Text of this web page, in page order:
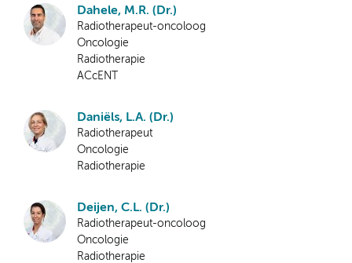
Dahele, M.R. (Dr.)
Radiotherapeut-oncoloog
Oncologie
Radiotherapie
ACcENT
Daniëls, L.A. (Dr.)
Radiotherapeut
Oncologie
Radiotherapie
Deijen, C.L. (Dr.)
Radiotherapeut-oncoloog
Oncologie
Radiotherapie